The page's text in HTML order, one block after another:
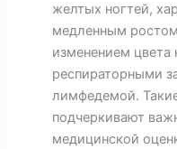
желтых ногтей,
медленным
изменением цвета
респираторными
лимфедемой.
подчеркивают
медицинской